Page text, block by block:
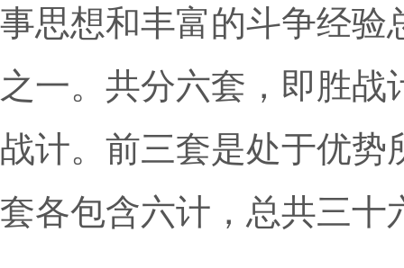
事思想和丰富的斗争经验
之一。共分六套，即胜
战计。前三套是处于优势
套各包含六计，总共三十